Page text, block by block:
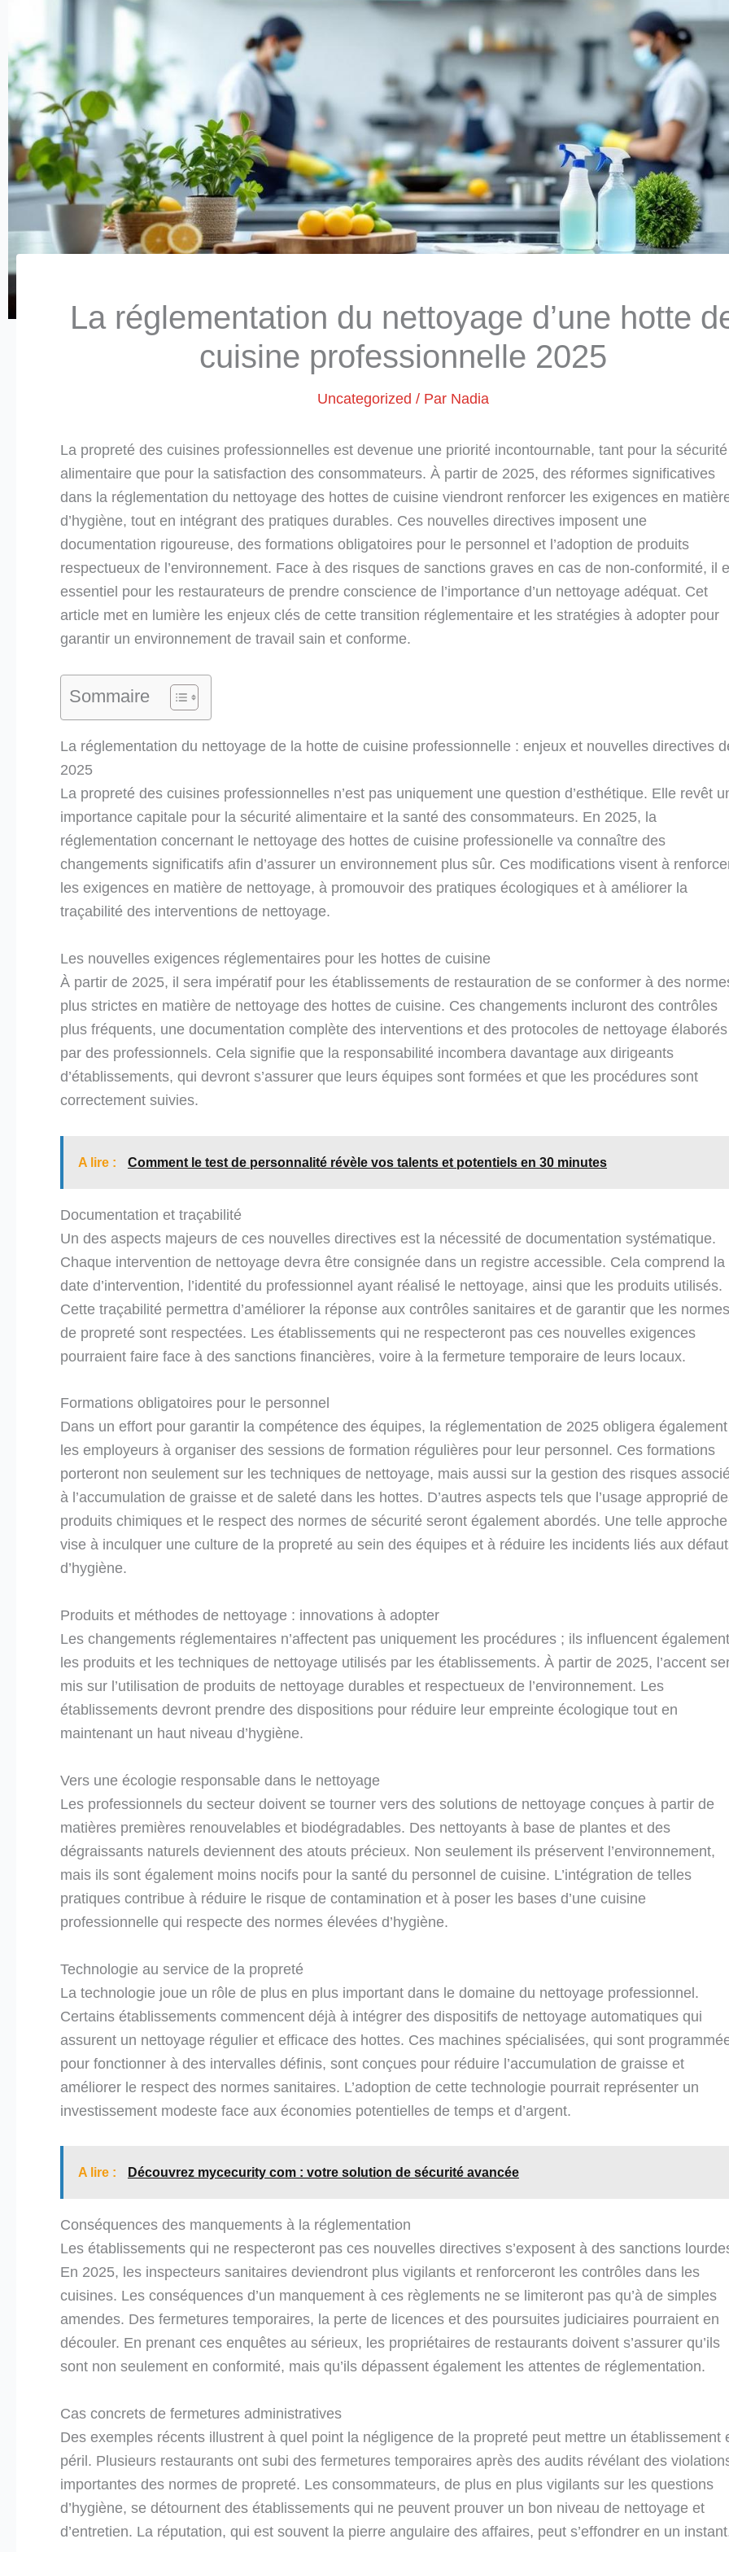
La réglementation du nettoyage d’une hotte
cuisine professionnelle 2025
Uncategorized / Par Nadia
La propreté des cuisines professionnelles est devenue une priorité incontournable, tant pour la sécurité
alimentaire que pour la satisfaction des consommateurs. À partir de 2025, des réformes significatives
dans la réglementation du nettoyage des hottes de cuisine viendront renforcer les exigences en
d’hygiène, tout en intégrant des pratiques durables. Ces nouvelles directives imposent une
documentation rigoureuse, des formations obligatoires pour le personnel et l’adoption de produits
respectueux de l’environnement. Face à des risques de sanctions graves en cas de non-conformité, il
essentiel pour les restaurateurs de prendre conscience de l’importance d’un nettoyage adéquat. Cet
article met en lumière les enjeux clés de cette transition réglementaire et les stratégies à adopter pour
garantir un environnement de travail sain et conforme.
Sommaire
La réglementation du nettoyage de la hotte de cuisine professionnelle : enjeux et nouvelles directives
2025
La propreté des cuisines professionnelles n’est pas uniquement une question d’esthétique. Elle revêt
importance capitale pour la sécurité alimentaire et la santé des consommateurs. En 2025, la
réglementation concernant le nettoyage des hottes de cuisine professionelle va connaître des
changements significatifs afin d’assurer un environnement plus sûr. Ces modifications visent à
les exigences en matière de nettoyage, à promouvoir des pratiques écologiques et à améliorer la
traçabilité des interventions de nettoyage.
Les nouvelles exigences réglementaires pour les hottes de cuisine
À partir de 2025, il sera impératif pour les établissements de restauration de se conformer à des
plus strictes en matière de nettoyage des hottes de cuisine. Ces changements incluront des contrôles
plus fréquents, une documentation complète des interventions et des protocoles de nettoyage élaborés
par des professionnels. Cela signifie que la responsabilité incombera davantage aux dirigeants
d’établissements, qui devront s’assurer que leurs équipes sont formées et que les procédures sont
correctement suivies.
A lire : Comment le test de personnalité révèle vos talents et potentiels en 30 minutes
Documentation et traçabilité
Un des aspects majeurs de ces nouvelles directives est la nécessité de documentation systématique.
Chaque intervention de nettoyage devra être consignée dans un registre accessible. Cela comprend la
date d’intervention, l’identité du professionnel ayant réalisé le nettoyage, ainsi que les produits utilisés.
Cette traçabilité permettra d’améliorer la réponse aux contrôles sanitaires et de garantir que les normes
de propreté sont respectées. Les établissements qui ne respecteront pas ces nouvelles exigences
pourraient faire face à des sanctions financières, voire à la fermeture temporaire de leurs locaux.
Formations obligatoires pour le personnel
Dans un effort pour garantir la compétence des équipes, la réglementation de 2025 obligera également
les employeurs à organiser des sessions de formation régulières pour leur personnel. Ces formations
porteront non seulement sur les techniques de nettoyage, mais aussi sur la gestion des risques
à l’accumulation de graisse et de saleté dans les hottes. D’autres aspects tels que l’usage approprié
produits chimiques et le respect des normes de sécurité seront également abordés. Une telle approche
vise à inculquer une culture de la propreté au sein des équipes et à réduire les incidents liés aux
d’hygiène.
Produits et méthodes de nettoyage : innovations à adopter
Les changements réglementaires n’affectent pas uniquement les procédures ; ils influencent également
les produits et les techniques de nettoyage utilisés par les établissements. À partir de 2025, l’accent
mis sur l’utilisation de produits de nettoyage durables et respectueux de l’environnement. Les
établissements devront prendre des dispositions pour réduire leur empreinte écologique tout en
maintenant un haut niveau d’hygiène.
Vers une écologie responsable dans le nettoyage
Les professionnels du secteur doivent se tourner vers des solutions de nettoyage conçues à partir de
matières premières renouvelables et biodégradables. Des nettoyants à base de plantes et des
dégraissants naturels deviennent des atouts précieux. Non seulement ils préservent l’environnement,
mais ils sont également moins nocifs pour la santé du personnel de cuisine. L’intégration de telles
pratiques contribue à réduire le risque de contamination et à poser les bases d’une cuisine
professionnelle qui respecte des normes élevées d’hygiène.
Technologie au service de la propreté
La technologie joue un rôle de plus en plus important dans le domaine du nettoyage professionnel.
Certains établissements commencent déjà à intégrer des dispositifs de nettoyage automatiques qui
assurent un nettoyage régulier et efficace des hottes. Ces machines spécialisées, qui sont
pour fonctionner à des intervalles définis, sont conçues pour réduire l’accumulation de graisse et
améliorer le respect des normes sanitaires. L’adoption de cette technologie pourrait représenter un
investissement modeste face aux économies potentielles de temps et d’argent.
A lire : Découvrez mycecurity com : votre solution de sécurité avancée
Conséquences des manquements à la réglementation
Les établissements qui ne respecteront pas ces nouvelles directives s’exposent à des sanctions
En 2025, les inspecteurs sanitaires deviendront plus vigilants et renforceront les contrôles dans les
cuisines. Les conséquences d’un manquement à ces règlements ne se limiteront pas qu’à de simples
amendes. Des fermetures temporaires, la perte de licences et des poursuites judiciaires pourraient en
découler. En prenant ces enquêtes au sérieux, les propriétaires de restaurants doivent s’assurer qu’ils
sont non seulement en conformité, mais qu’ils dépassent également les attentes de réglementation.
Cas concrets de fermetures administratives
Des exemples récents illustrent à quel point la négligence de la propreté peut mettre un établissement
péril. Plusieurs restaurants ont subi des fermetures temporaires après des audits révélant des
importantes des normes de propreté. Les consommateurs, de plus en plus vigilants sur les questions
d’hygiène, se détournent des établissements qui ne peuvent prouver un bon niveau de nettoyage et
d’entretien. La réputation, qui est souvent la pierre angulaire des affaires, peut s’effondrer en un